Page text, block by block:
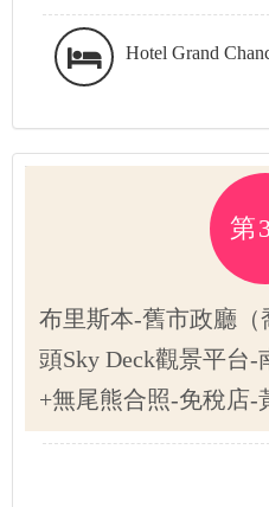
Hotel Grand
第
布里斯本-舊市政廳
頭Sky Deck觀景平台
+無尾熊合照-免稅店-